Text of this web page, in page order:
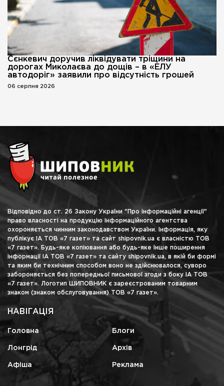
Сєнкевич доручив ліквідувати тріщини на
дорогах Миколаєва до дощів – в «ЕЛУ
автодоріг» заявили про відсутність грошей
06 серпня 2026
Відповідно до ст. 26 Закону України "Про інформаційні агенції"
право власності на продукцію інформаційного агентства
охороняється чинним законодавством України. Інформація, яку
публікує ІА ТОВ «7 газет» та сайт shipovnik.ua є власністю ТОВ
«7 газет». Будь-яке копіювання або будь-яке інше поширення
інформації ІА ТОВ «7 газет» та сайту shipovnik.ua, в якій би формі
та яким би технічним способом воно не здійснювалося, суворо
забороняється без попередньої письмової згоди з боку ІА ТОВ
«7 газет». Логотип ШИПОВНИК є зареєстрованим товарним
знаком (знаком обслуговування) ТОВ «7 газет».
НАВІГАЦІЯ
Головна Блоги
Лонгрід Архів
Афіша Реклама